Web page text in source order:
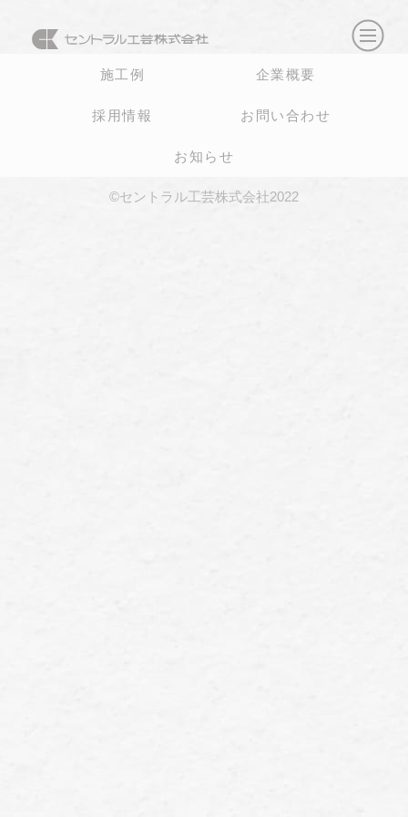
施工例 企業概要
採用情報 お問い合わせ
お知らせ
©セントラル工芸株式会社2022